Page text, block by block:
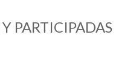
PARTICIPADAS